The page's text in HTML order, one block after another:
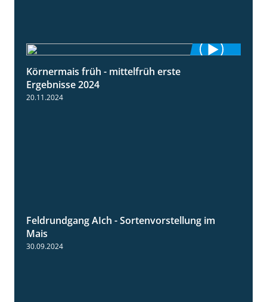
Körnermais früh - mittelfrüh erste
Ergebnisse 2024
20.11.2024
11:24
Feldrundgang AIch - Sortenvorstellung im
Mais
30.09.2024